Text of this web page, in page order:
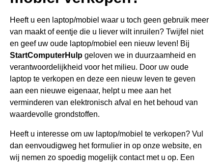
Heeft u een laptop/mobiel waar u toch geen gebruik meer
van maakt of eentje die u liever wilt inruilen? Twijfel niet
en geef uw oude laptop/mobiel een nieuw leven! Bij
StartComputerHulp geloven we in duurzaamheid en
verantwoordelijkheid voor het milieu. Door uw oude
laptop te verkopen en deze een nieuw leven te geven
aan een nieuwe eigenaar, helpt u mee aan het
verminderen van elektronisch afval en het behoud van
waardevolle grondstoffen.
Heeft u interesse om uw laptop/mobiel te verkopen? Vul
dan eenvoudigweg het formulier in op onze website, en
wij nemen zo spoedig mogelijk contact met u op. Een